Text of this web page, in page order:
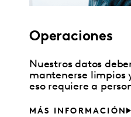
Operaciones
Nuestros datos
mantenerse limpios
eso requiere a
MÁS INFORMACIÓN